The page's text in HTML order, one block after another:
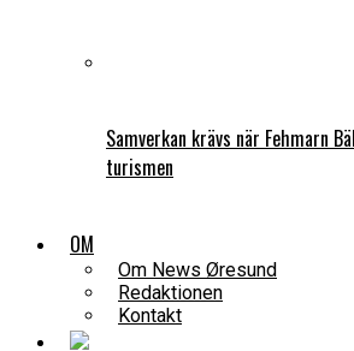
Samverkan krävs när Fehmarn
turismen
OM
Om News Øresund
Redaktionen
Kontakt